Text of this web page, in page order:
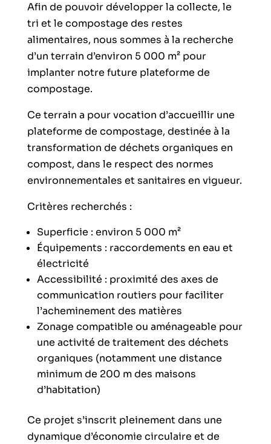
Afin de pouvoir développer la collecte, le
tri et le compostage des restes
alimentaires, nous sommes à la recherche
d’un terrain d’environ 5 000 m² pour
implanter notre future plateforme de
compostage.
Ce terrain a pour vocation d’accueillir une
plateforme de compostage, destinée à la
transformation de déchets organiques en
compost, dans le respect des normes
environnementales et sanitaires en vigueur.
Critères recherchés :
Superficie : environ 5 000 m²
Équipements : raccordements en eau et
électricité
Accessibilité : proximité des axes de
communication routiers pour faciliter
l’acheminement des matières
Zonage compatible ou aménageable pour
une activité de traitement des déchets
organiques (notamment une distance
minimum de 200 m des maisons
d’habitation)
Ce projet s’inscrit pleinement dans une
dynamique d’économie circulaire et de